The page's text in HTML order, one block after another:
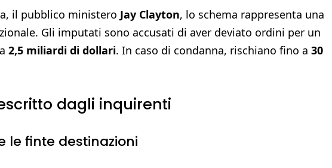
il pubblico ministero Jay Clayton, lo schema rappresenta una
Gli imputati sono accusati di aver deviato ordini per un
2,5 miliardi di dollari. In caso di condanna, rischiano fino a 30
dagli inquirenti
le finte destinazioni